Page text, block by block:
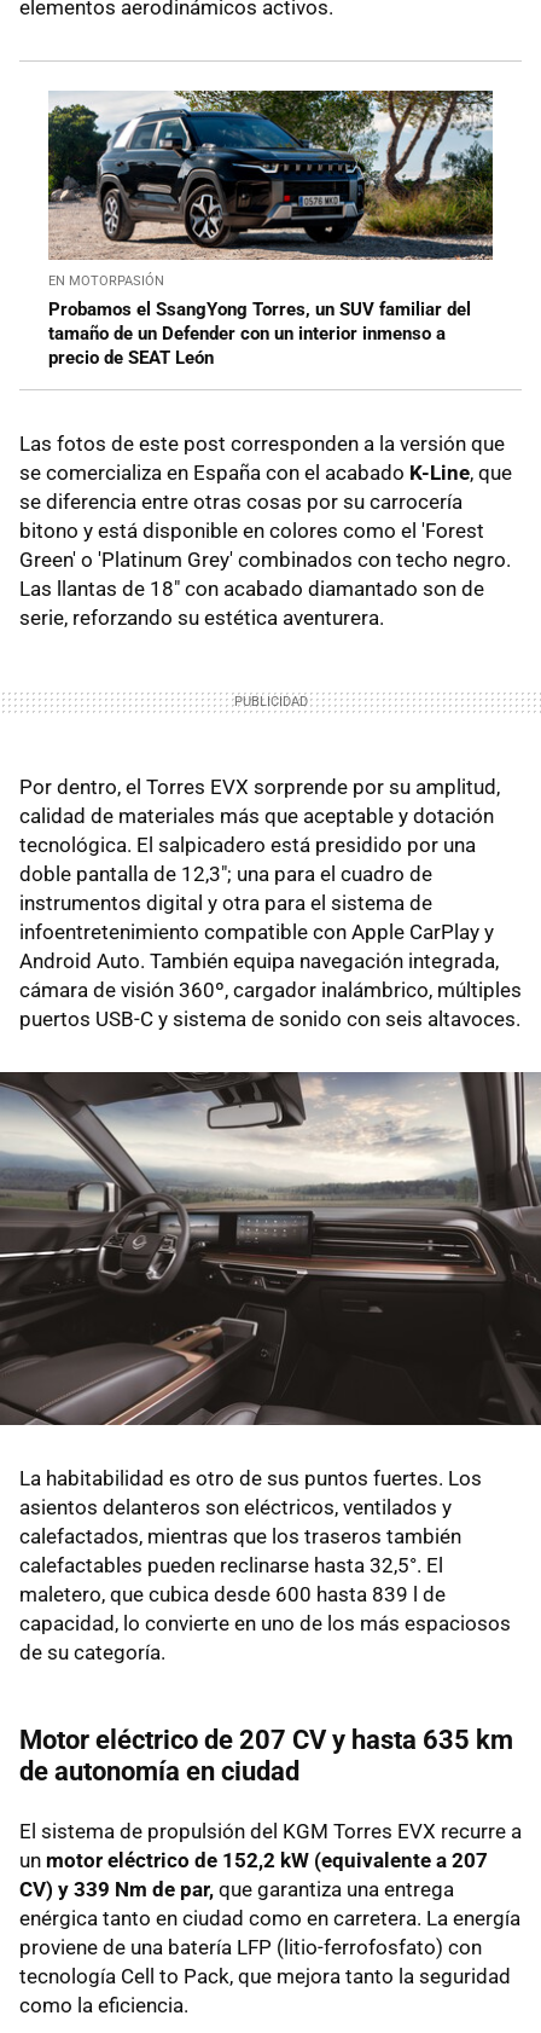
elementos aerodinámicos activos.
EN MOTORPASIÓN
Probamos el SsangYong Torres, un SUV familiar del
tamaño de un Defender con un interior inmenso a
precio de SEAT León
Las fotos de este post corresponden a la versión que
se comercializa en España con el acabado K-Line, que
se diferencia entre otras cosas por su carrocería
bitono y está disponible en colores como el 'Forest
Green' o 'Platinum Grey' combinados con techo negro.
Las llantas de 18" con acabado diamantado son de
serie, reforzando su estética aventurera.
Por dentro, el Torres EVX sorprende por su amplitud,
calidad de materiales más que aceptable y dotación
tecnológica. El salpicadero está presidido por una
doble pantalla de 12,3"; una para el cuadro de
instrumentos digital y otra para el sistema de
infoentretenimiento compatible con Apple CarPlay y
Android Auto. También equipa navegación integrada,
cámara de visión 360º, cargador inalámbrico, múltiples
puertos USB-C y sistema de sonido con seis altavoces.
La habitabilidad es otro de sus puntos fuertes. Los
asientos delanteros son eléctricos, ventilados y
calefactados, mientras que los traseros también
calefactables pueden reclinarse hasta 32,5°. El
maletero, que cubica desde 600 hasta 839 l de
capacidad, lo convierte en uno de los más espaciosos
de su categoría.
Motor eléctrico de 207 CV y hasta 635 km
de autonomía en ciudad
El sistema de propulsión del KGM Torres EVX recurre a
un motor eléctrico de 152,2 kW (equivalente a 207
CV) y 339 Nm de par, que garantiza una entrega
enérgica tanto en ciudad como en carretera. La energía
proviene de una batería LFP (litio-ferrofosfato) con
tecnología Cell to Pack, que mejora tanto la seguridad
como la eficiencia.